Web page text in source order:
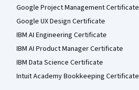
Google Project Management Certificate
Google UX Design Certificate
IBM AI Engineering Certificate
IBM AI Product Manager Certificate
IBM Data Science Certificate
Intuit Academy Bookkeeping Certificate